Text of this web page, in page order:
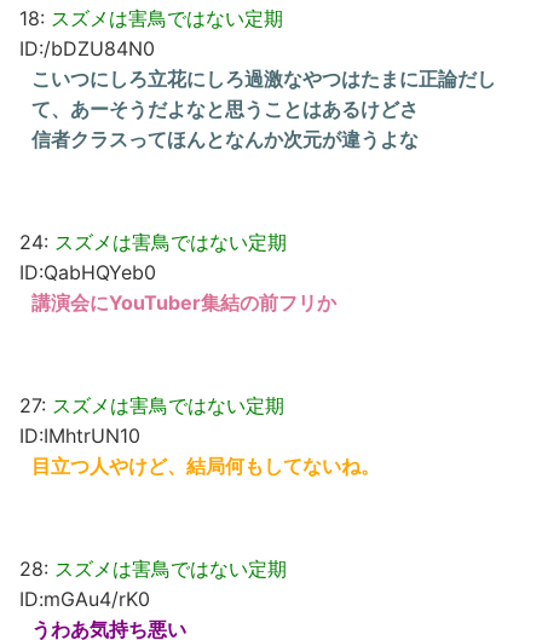
18: スズメは害鳥ではない定期
ID:/bDZU84N0
こいつにしろ立花にしろ過激なやつはたまに正論だし
て、あーそうだよなと思うことはあるけどさ
信者クラスってほんとなんか次元が違うよな
24: スズメは害鳥ではない定期
ID:QabHQYeb0
講演会にYouTuber集結の前フリか
27: スズメは害鳥ではない定期
ID:IMhtrUN10
目立つ人やけど、結局何もしてないね。
28: スズメは害鳥ではない定期
ID:mGAu4/rK0
うわあ気持ち悪い